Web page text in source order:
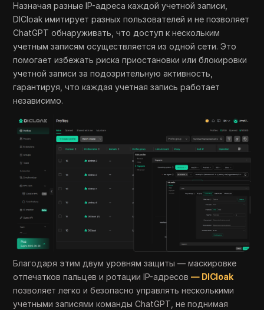
Назначая разные IP-адреса каждой учетной записи,
DICloak имитирует разных пользователей и не позволяет
ChatGPT обнаруживать, что доступ к нескольким
учетным записям осуществляется из одной сети. Это
помогает избежать риска приостановки или блокировки
учетной записи за подозрительную активность,
гарантируя, что каждая учетная запись работает
независимо.
Благодаря этим двум уровням защиты — маскировке
отпечатков пальцев и ротации IP-адресов— DICloak
позволяет легко и безопасно управлять несколькими
учетными записями команды ChatGPT, не поднимая